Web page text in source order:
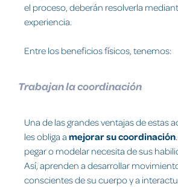
el proceso, deberán resolverla
experiencia.
Entre los beneficios físicos, tenemos:
Trabajan la coordinación
Una de las grandes ventajas de estas
les obliga a mejorar su coordinación
pegar o modelar necesita de sus
Así, aprenden a desarrollar
conscientes de su cuerpo y a